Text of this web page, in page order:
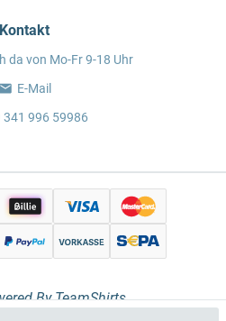
Kontakt
da von Mo-Fr 9-18 Uhr
E-Mail
341 996 59986
By TeamShirts.